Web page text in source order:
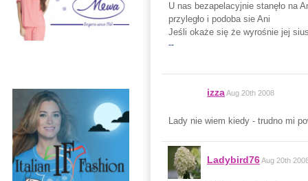
U nas bezapelacyjnie stanęło na
przyległo i podoba sie Ani
Jeśli okaże się że wyrośnie jej
--
izzaAug 20th 2008
Lady nie wiem kiedy - trudno mi
Ladybird76Aug 20th